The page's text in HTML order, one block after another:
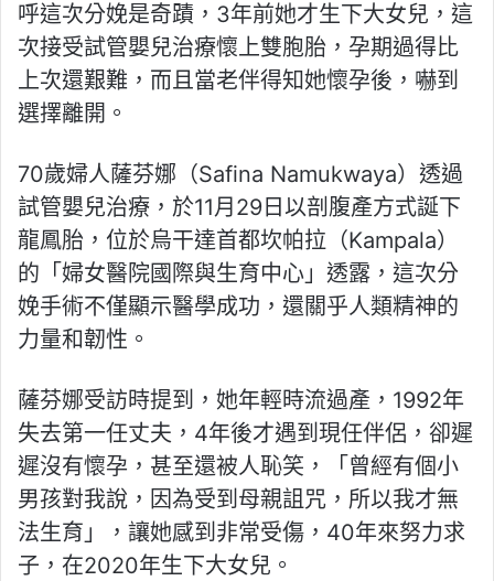
呼這次分娩是奇蹟，3年前她才生下大女兒，這
次接受試管嬰兒治療懷上雙胞胎，孕期過得比
上次還艱難，而且當老伴得知她懷孕後，嚇到
選擇離開。
70歲婦人薩芬娜（Safina Namukwaya）透過
試管嬰兒治療，於11月29日以剖腹產方式誕下
龍鳳胎，位於烏干達首都坎帕拉（Kampala）
的「婦女醫院國際與生育中心」透露，這次分
娩手術不僅顯示醫學成功，還關乎人類精神的
力量和韌性。
薩芬娜受訪時提到，她年輕時流過產，1992年
失去第一任丈夫，4年後才遇到現任伴侶，卻遲
遲沒有懷孕，甚至還被人恥笑，「曾經有個小
男孩對我說，因為受到母親詛咒，所以我才無
法生育」，讓她感到非常受傷，40年來努力求
子，在2020年生下大女兒。